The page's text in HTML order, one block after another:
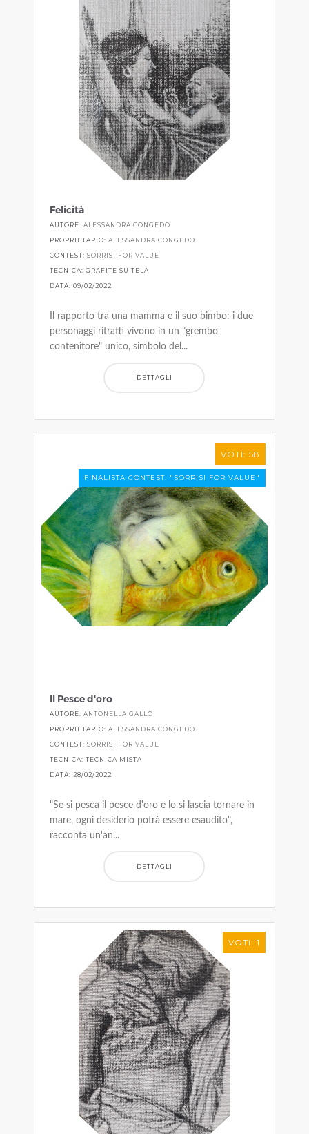
Felicità
AUTORE:ALESSANDRA CONGEDO
PROPRIETARIO:ALESSANDRA CONGEDO
CONTEST:SORRISI FOR VALUE
TECNICA: GRAFITE SU TELA
DATA: 09/02/2022
Il rapporto tra una mamma e il suo bimbo: i due
personaggi ritratti vivono in un "grembo
contenitore" unico, simbolo del...
DETTAGLI
VOTI: 58
FINALISTA CONTEST: "SORRISI FOR VALUE"
Il Pesce d'oro
AUTORE:ANTONELLA GALLO
PROPRIETARIO:ALESSANDRA CONGEDO
CONTEST:SORRISI FOR VALUE
TECNICA: TECNICA MISTA
DATA: 28/02/2022
"Se si pesca il pesce d'oro e lo si lascia tornare in
mare, ogni desiderio potrà essere esaudito",
racconta un'an...
DETTAGLI
VOTI: 1